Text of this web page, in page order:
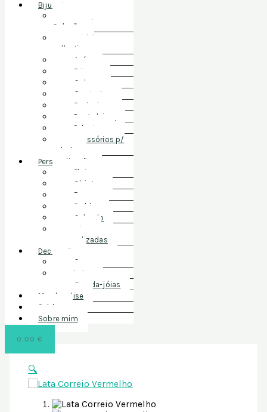
Bijuteria
Coleção
Bridal
collection
Anéis
Brincos
Colares
Conjuntos
Exclusivos
Pregadeiras
Pulseiras
Acessórios p/
cabelo
Personalização
Flutes
Objetos
Roupa
Fraldas
Calçado
Chapas
personalizadas
Decoração
Casa
Latas
Guarda-jóias
Merchandise
Saldos
Sobre mim
0.00 €
🔍